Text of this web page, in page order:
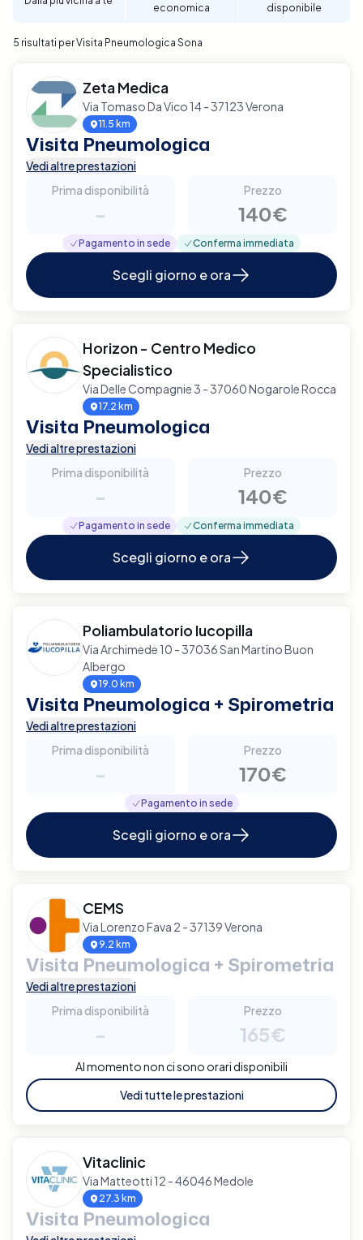
economica
disponibile
5 risultati per Visita Pneumologica Sona
Zeta Medica
Via Tomaso Da Vico 14 - 37123 Verona
11.5 km
Visita Pneumologica
Vedi altre prestazioni
Prima disponibilità
-
Prezzo
140€
Pagamento in sede Conferma immediata
Scegli giorno e ora
Horizon - Centro Medico
Specialistico
Via Delle Compagnie 3 - 37060 Nogarole Rocca
17.2 km
Visita Pneumologica
Vedi altre prestazioni
Prima disponibilità
-
Prezzo
140€
Pagamento in sede Conferma immediata
Scegli giorno e ora
Poliambulatorio Iucopilla
Via Archimede 10 - 37036 San Martino Buon
Albergo
19.0 km
Visita Pneumologica + Spirometria
Vedi altre prestazioni
Prima disponibilità
-
Prezzo
170€
Pagamento in sede
Scegli giorno e ora
CEMS
Via Lorenzo Fava 2 - 37139 Verona
9.2 km
Visita Pneumologica + Spirometria
Vedi altre prestazioni
Prima disponibilità
-
Prezzo
165€
Al momento non ci sono orari disponibili
Vedi tutte le prestazioni
Vitaclinic
Via Matteotti 12 - 46046 Medole
27.3 km
Visita Pneumologica